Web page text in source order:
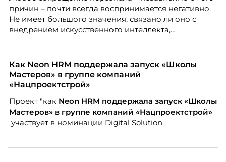
бизнесу находить и удерживать сильных
сотрудников.
причин – почти всегда воспринимается негативно.
Не имеет большого значения, связано ли оно с
внедрением искусственного интеллекта,
структуры компании. Для сотрудников сокращения
означают потерю стабильности, а для внешнего
рынка становятся сигналом о возможных
нередко превращаются в фактор, который
негативно влияет HR-бренд работодателя.
Как Neon HRM поддержала запуск «Школы
Мастеров» в группе компаний
«Нацпроектстрой»
Проект "как Neon HRM поддержала запуск «Школы
Мастеров» в группе компаний «Нацпроектстрой»
участвует в номинации Digital Solution